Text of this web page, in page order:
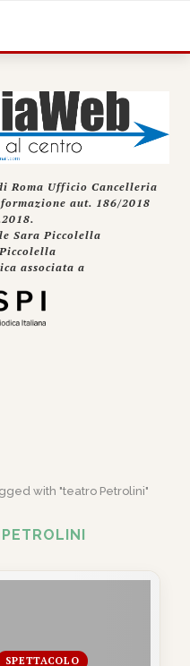
Roma Ufficio Cancelleria
aut. 186/2018
Sara Piccolella
associata a
with "teatro Petrolini"
SPETTACOLO